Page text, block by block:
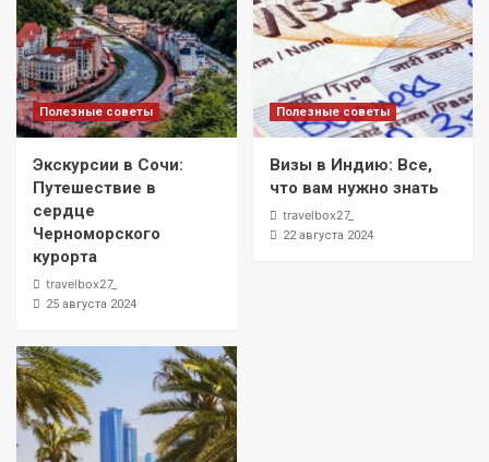
Полезные советы
Экскурсии в Сочи:
Путешествие в
сердце
Черноморского
курорта
travelbox27_
25 августа 2024
Полезные советы
Визы в Индию: Все,
что вам нужно знать
travelbox27_
22 августа 2024